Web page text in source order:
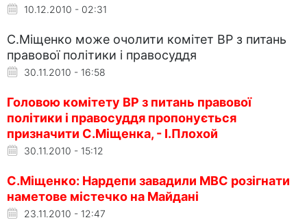
10.12.2010 - 02:31
С.Міщенко може очолити комітет ВР з питань
правової політики і правосуддя
30.11.2010 - 16:58
Головою комітету ВР з питань правової
політики і правосуддя пропонується
призначити С.Міщенка, - І.Плохой
30.11.2010 - 15:12
С.Міщенко: Нардепи завадили МВС розігнати
наметове містечко на Майдані
23.11.2010 - 12:47